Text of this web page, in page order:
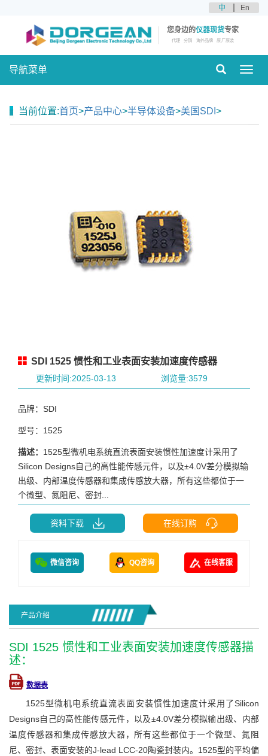
中 En
您身边的仪器现货专家
代理 分销 海外品牌 原厂原装
导航菜单
当前位置:首页>产品中心>半导体设备>美国SDI >
SDI 1525 惯性和工业表面安装加速度传感器
更新时间:2025-03-13 浏览量:3579
品牌：SDI
型号：1525
描述： 1525型微机电系统直流表面安装惯性加速度计采用了
Silicon Designs自己的高性能传感元件，以及±4.0V差分模拟输
出级、内部温度传感器和集成传感放大器，所有这些都位于一
个微型、氮阻尼、密封...
资料下载 在线订购
微信咨询 QQ咨询 在线客服
产品介绍
SDI 1525 惯性和工业表面安装加速度传感器描
述：
数据表
1525型微机电系统直流表面安装惯性加速度计采用了Silicon
Designs自己的高性能传感元件，以及±4.0V差分模拟输出级、内部
温度传感器和集成传感放大器，所有这些都位于一个微型、氮阻
尼、密封、表面安装的J-lead LCC-20陶瓷封装内。1525型的平均偏